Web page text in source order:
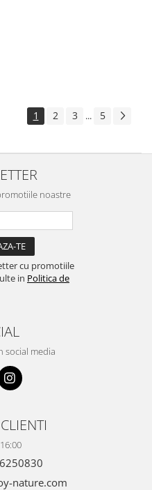
1 2 3 ... 5
noastre
cu promotiile
in Politica de
social media
nature.com